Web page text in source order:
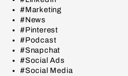
#Marketing
#News
#Pinterest
#Podcast
#Snapchat
#Social Ads
#Social Media